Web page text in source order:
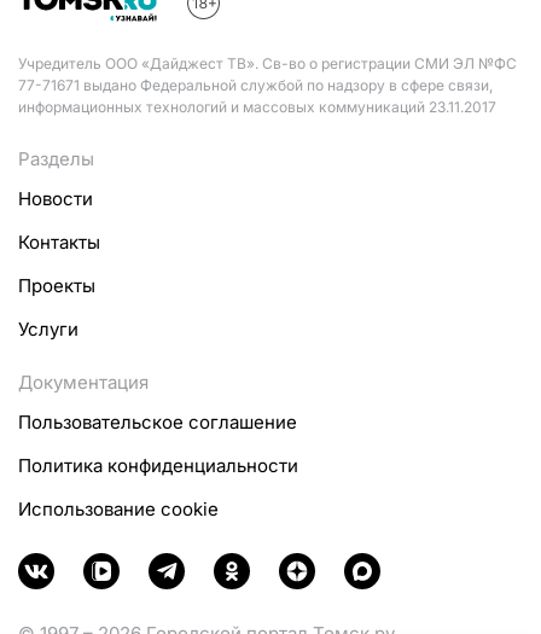
Учредитель ООО «Дайджест ТВ». Св-во о регистрации СМИ ЭЛ №ФС
77-71671 выдано Федеральной службой по надзору в сфере связи,
информационных технологий и массовых коммуникаций 23.11.2017
Разделы
Новости
Контакты
Проекты
Услуги
Документация
Пользовательское соглашение
Политика конфиденциальности
Использование cookie